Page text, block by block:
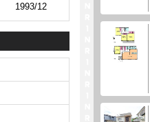
1993/12